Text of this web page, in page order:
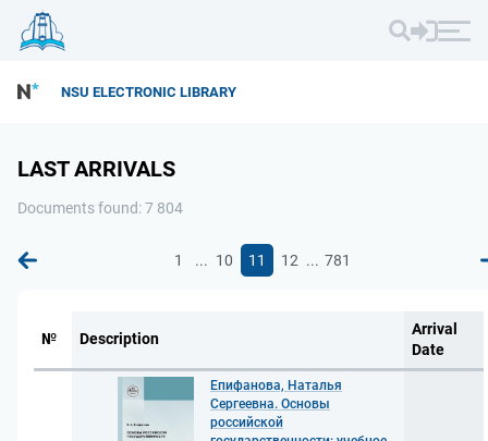
NSU ELECTRONIC LIBRARY
LAST ARRIVALS
Documents found: 7 804
1 ... 10 11 12 ... 781
№ Description
Arrival
Date
Епифанова, Наталья
Сергеевна. Основы
российской